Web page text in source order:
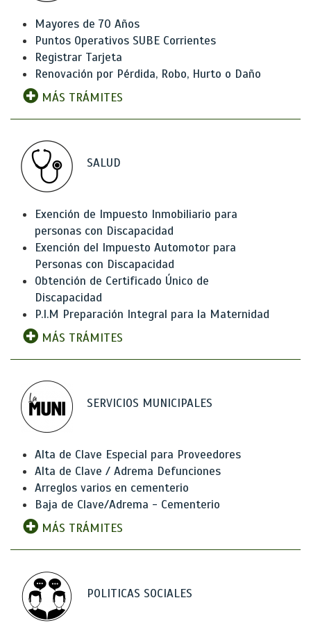
Mayores de 70 Años
Puntos Operativos SUBE Corrientes
Registrar Tarjeta
Renovación por Pérdida, Robo, Hurto o Daño
MÁS TRÁMITES
SALUD
Exención de Impuesto Inmobiliario para
personas con Discapacidad
Exención del Impuesto Automotor para
Personas con Discapacidad
Obtención de Certificado Único de
Discapacidad
P.I.M Preparación Integral para la Maternidad
MÁS TRÁMITES
SERVICIOS MUNICIPALES
Alta de Clave Especial para Proveedores
Alta de Clave / Adrema Defunciones
Arreglos varios en cementerio
Baja de Clave/Adrema - Cementerio
MÁS TRÁMITES
POLITICAS SOCIALES